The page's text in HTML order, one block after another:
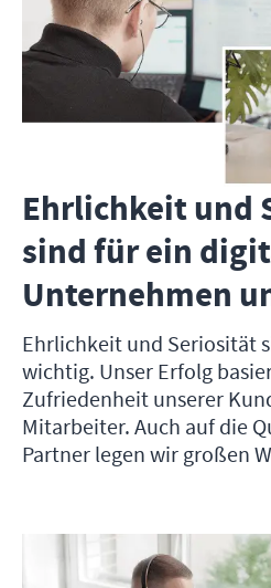
Ehrlichkeit und
sind für ein
Unternehmen
Ehrlichkeit und Seriosität
wichtig. Unser Erfolg
Zufriedenheit unserer
Mitarbeiter. Auch auf die
Partner legen wir großen